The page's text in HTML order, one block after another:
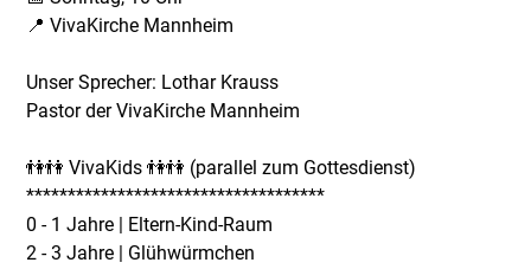
📍 VivaKirche Mannheim
Unser Sprecher: Lothar Krauss
Pastor der VivaKirche Mannheim
👫👫 VivaKids 👫👫 (parallel zum Gottesdienst)
************************************
0 - 1 Jahre | Eltern-Kind-Raum
2 - 3 Jahre | Glühwürmchen